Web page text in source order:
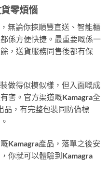
零煩惱
無論你揀順豐直送、智能櫃
係方便快捷。最重要嘅係一
，送貨服務同售後都有保
做得似模似樣，但入面嘅成
害。官方渠道嘅Kamagra全
品，有完整包裝同防偽標
Kamagra產品，落單之後安
你就可以體驗到Kamagra